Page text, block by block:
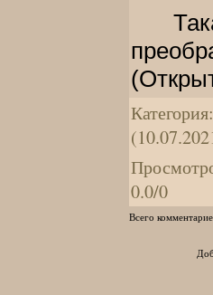
Категория:
0.0/0
Всего